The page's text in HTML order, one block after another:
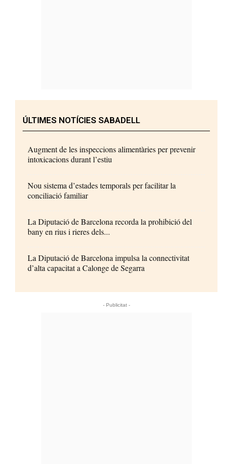
ÚLTIMES NOTÍCIES SABADELL
Augment de les inspeccions alimentàries per prevenir
intoxicacions durant l’estiu
Nou sistema d’estades temporals per facilitar la
conciliació familiar
La Diputació de Barcelona recorda la prohibició del
bany en rius i rieres dels...
La Diputació de Barcelona impulsa la connectivitat
d’alta capacitat a Calonge de Segarra
- Publicitat -